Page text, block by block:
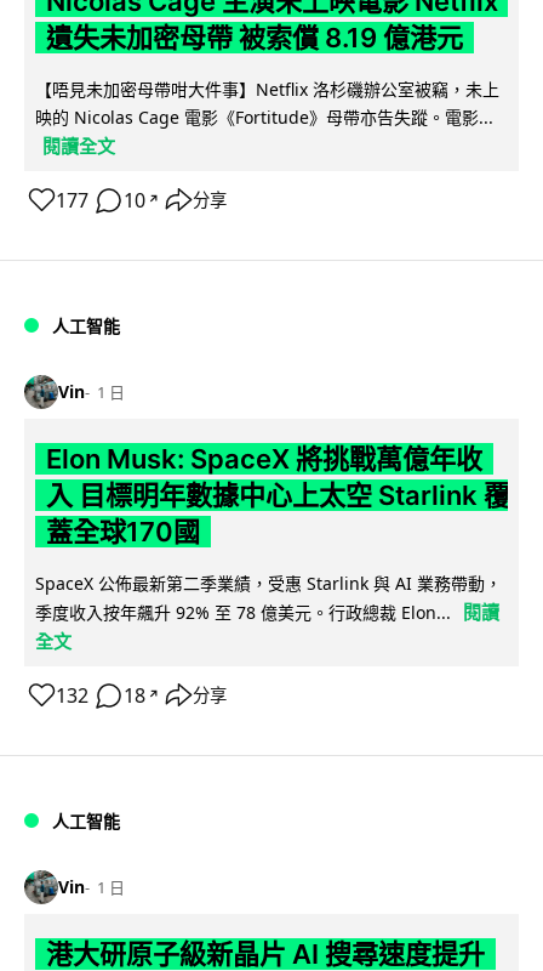
遺失未加密母帶 被索償 8.19 億港元
【唔見未加密母帶咁大件事】Netflix 洛杉磯辦公室被竊，未上
映的 Nicolas Cage 電影《Fortitude》母帶亦告失蹤。電影...
閱讀全文
177 10 ↗ 分享
人工智能
Vin 1 日
Elon Musk: SpaceX 將挑戰萬億年收
入 目標明年數據中心上太空 Starlink 覆
蓋全球170國
SpaceX 公佈最新第二季業績，受惠 Starlink 與 AI 業務帶動，
季度收入按年飆升 92% 至 78 億美元。行政總裁 Elon...
閱讀
全文
132 18 ↗ 分享
人工智能
Vin 1 日
港大研原子級新晶片 AI 搜尋速度提升